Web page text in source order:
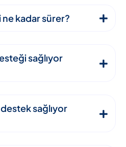
kadar sürer?
sağlıyor
destek sağlıyor